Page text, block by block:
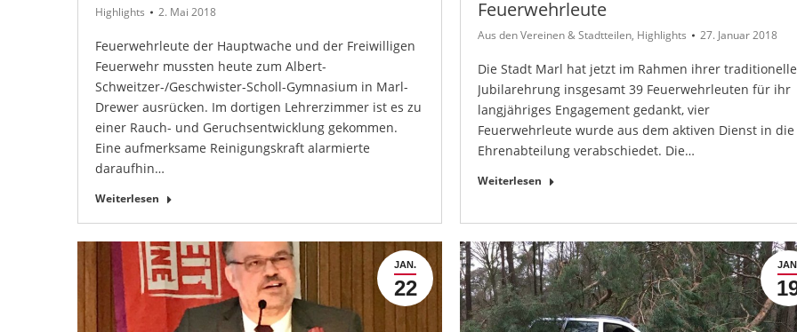
Highlights 2. Mai 2018
Feuerwehrleute der Hauptwache und der Freiwilligen
Feuerwehr mussten heute zum Albert-
Schweitzer-/Geschwister-Scholl-Gymnasium in Marl-
Drewer ausrücken. Im dortigen Lehrerzimmer ist es zu
einer Rauch- und Geruchsentwicklung gekommen.
Eine aufmerksame Reinigungskraft alarmierte
daraufhin…
Weiterlesen
Feuerwehrleute
Aus den Vereinen & Stadtteilen, Highlights 27. Januar 2018
Die Stadt Marl hat jetzt im Rahmen ihrer
Jubilarehrung insgesamt 39 Feuerwehrleuten für ihr
langjähriges Engagement gedankt, vier
Feuerwehrleute wurde aus dem aktiven Dienst in die
Ehrenabteilung verabschiedet. Die…
Weiterlesen
JAN.
22